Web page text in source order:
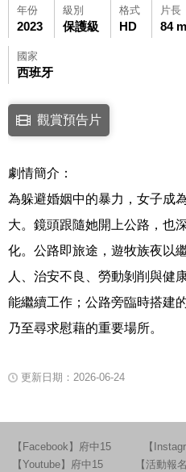
年份
2023
級別
保護級
格式
HD
片長
84
國家
西班牙
點擊下列連結開啟視窗後，可使用
連結至Youtube網站觀看此影片(
觀賞預告片
劇情簡介：
為躲避婚姻中的暴力，女子成
大。鏡頭跟隨她開上公路，也
化。公路即旅途，遊牧族夜以
人、治安不良、勞動剝削與健
能繼續工作；公路旁臨時搭建
乃至尋求慰藉的重要場所。
更新日期：2026-06-24
【Facebook】府中15
【
【Youtube】府中15
【活動報